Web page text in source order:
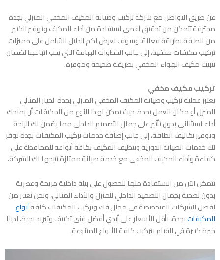
عن طريق التواصل مع شركةتركيب وصيانة المكيف المخفي المنزلي بجدة
محترفة تتمكن من تحقيق أقصى استفادة من أداء المكيف وتوفير الكثير
من الطاقة بطريقة فعالة، وسوف نعرض لكم الدليل الشامل على مميزات
تركيب مكيفات مخفية، إلى جانب الخطوات الهامة التي يجب اتباعها لضمان
تثبيت مكيف الهواء المخفي بطريقة صحيحة وموفرة.
تركيب مكيف مخفي
يعتبر عمليةتركيب وصيانة المكيف المخفي المنزلي بجدةالخيار المثالي
للمنزل أو مكان العمل بجدة، حيث يمكن لهذا النوع من المكيفات أن يمنحك
أداء استثنائي بدون تأثير على جمال التصميم الداخلي مما يضمن لك الراحة
وتوفير تكاليف الطاقة، إلى جانب إضافة خدمات تركيب المكيفات بجدة نوفر
لك خدمات الصيانة الدورية وتنظيف المكيف بكافة أنواعه للمحافظة على
كفاءة وأداء المكيف المخفي مع خدمة صيانة ممتازة تتيحها لك الشركة.
تتمكن الآن من الاستفادة منها للحصول على بيئة داخلية مريحة وعصرية
بدون تضحية بجمال التصميم الداخلي للمنزل والأداء المثالي، ونحن نعتبر من
افضل الشركات المتخصصة في مجال فك وتركيب المكيفات كافةأنواع
المكيفاتبجدة، بأقل الأسعار على أيدي أفضل فني تكييف وتبريد بجدة، لدينا
خبرة كبيرة في القيام بتركيب كافة الأنواع المتنوعة.